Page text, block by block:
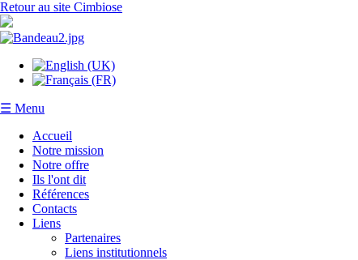
Retour au site Cimbiose
☰ Menu
Accueil
Notre mission
Notre offre
Ils l'ont dit
Références
Contacts
Liens
Partenaires
Liens institutionnels